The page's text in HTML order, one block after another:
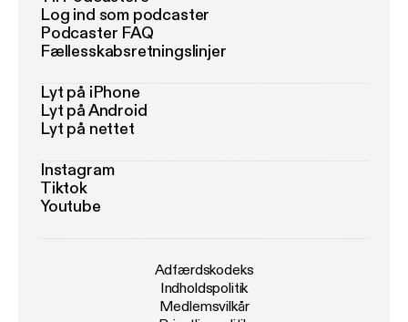
Log ind som podcaster
Podcaster FAQ
Fællesskabsretningslinjer
Lyt på iPhone
Lyt på Android
Lyt på nettet
Instagram
Tiktok
Youtube
Adfærdskodeks
Indholdspolitik
Medlemsvilkår